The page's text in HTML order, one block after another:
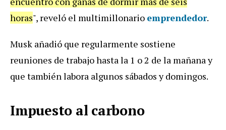
horas", reveló el multimillonario emprendedor.
Musk añadió que regularmente sostiene
reuniones de trabajo hasta la 1 o 2 de la mañana y
que también labora algunos sábados y domingos.
Impuesto al carbono